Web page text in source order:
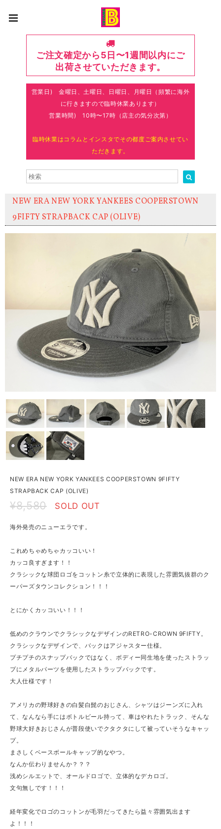
ご注文確定から5日〜1週間以内にご
出荷させていただきます。
営業日) 金曜日、土曜日、日曜日、月曜日（頻繁に海外
に行きますので臨時休業あります）
営業時間) 10時〜17時（店主の気分次第）
臨時休業はコラムとインスタでその都度ご案内させてい
ただきます。
NEW ERA NEW YORK YANKEES COOPERSTOWN
9FIFTY STRAPBACK CAP (OLIVE)
NEW ERA NEW YORK YANKEES COOPERSTOWN 9FIFTY
STRAPBACK CAP (OLIVE)
¥8,580 SOLD OUT
海外発売のニューエラです。
これめちゃめちゃカッコいい！
カッコ良すぎます！！
クラシックな球団ロゴをコットン糸で立体的に表現した雰囲気抜群のク
ーパーズタウンコレクション！！！
とにかくカッコいい！！！
低めのクラウンでクラシックなデザインのRETRO-CROWN 9FIFTY。
クラシックなデザインで、バックはアジャスター仕様。
プチプチのスナップバックではなく、ボディー同生地を使ったストラッ
プにメタルパーツを使用したストラップバックです。
大人仕様です！
アメリカの野球好きの白髪白髭のおじさん、シャツはジーンズに入れ
て、なんなら手にはボトルビール持って、車はやれたトラック、そんな
野球大好きおじさんが普段使いでクタクタにして被っていそうなキャッ
プ。
まさしくベースボールキャップ的なやつ。
なんか伝わりませんか？？？
浅めシルエットで、オールドロゴで、立体的なデカロゴ。
文句無しです！！！
経年変化でロゴのコットンが毛羽だってきたら益々雰囲気出ます
よ！！！